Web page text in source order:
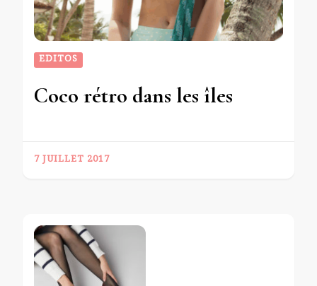
EDITOS
Coco rétro dans les îles
7 JUILLET 2017